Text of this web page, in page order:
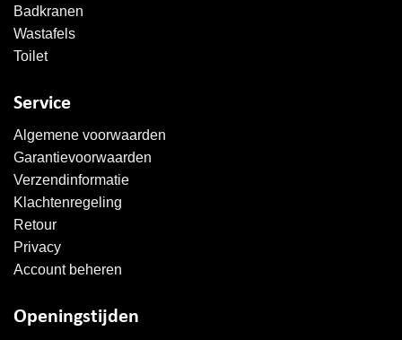
Badkranen
Wastafels
Toilet
Service
Algemene voorwaarden
Garantievoorwaarden
Verzendinformatie
Klachtenregeling
Retour
Privacy
Account beheren
Openingstijden